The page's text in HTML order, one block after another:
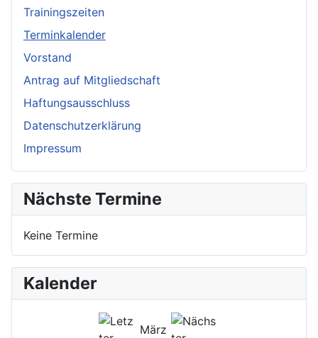
Trainingszeiten
Terminkalender
Vorstand
Antrag auf Mitgliedschaft
Haftungsausschluss
Datenschutzerklärung
Impressum
Nächste Termine
Keine Termine
Kalender
März